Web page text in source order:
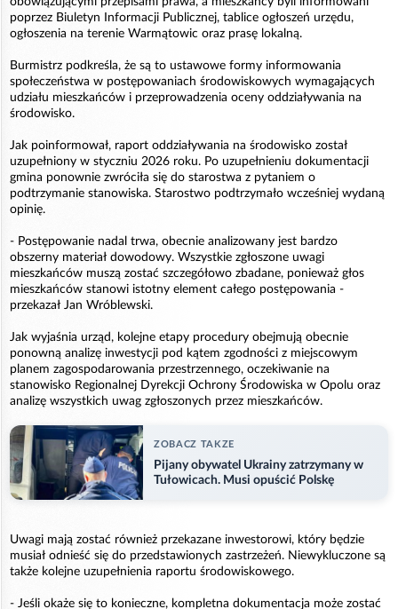
poprzez Biuletyn Informacji Publicznej, tablice ogłoszeń urzędu,
ogłoszenia na terenie Warmątowic oraz prasę lokalną.
Burmistrz podkreśla, że są to ustawowe formy informowania
społeczeństwa w postępowaniach środowiskowych wymagających
udziału mieszkańców i przeprowadzenia oceny oddziaływania na
środowisko.
Jak poinformował, raport oddziaływania na środowisko został
uzupełniony w styczniu 2026 roku. Po uzupełnieniu dokumentacji
gmina ponownie zwróciła się do starostwa z pytaniem o
podtrzymanie stanowiska. Starostwo podtrzymało wcześniej wydaną
opinię.
- Postępowanie nadal trwa, obecnie analizowany jest bardzo
obszerny materiał dowodowy. Wszystkie zgłoszone uwagi
mieszkańców muszą zostać szczegółowo zbadane, ponieważ głos
mieszkańców stanowi istotny element całego postępowania -
przekazał Jan Wróblewski.
Jak wyjaśnia urząd, kolejne etapy procedury obejmują obecnie
ponowną analizę inwestycji pod kątem zgodności z miejscowym
planem zagospodarowania przestrzennego, oczekiwanie na
stanowisko Regionalnej Dyrekcji Ochrony Środowiska w Opolu oraz
analizę wszystkich uwag zgłoszonych przez mieszkańców.
ZOBACZ TAKZE
Pijany obywatel Ukrainy zatrzymany w
Tułowicach. Musi opuścić Polskę
Uwagi mają zostać również przekazane inwestorowi, który będzie
musiał odnieść się do przedstawionych zastrzeżeń. Niewykluczone są
także kolejne uzupełnienia raportu środowiskowego.
- Jeśli okaże się to konieczne, kompletna dokumentacja może zostać